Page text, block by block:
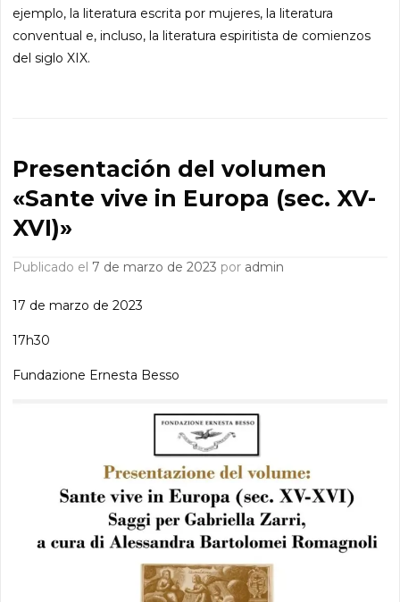
ejemplo, la literatura escrita por mujeres, la literatura
conventual e, incluso, la literatura espiritista de comienzos
del siglo XIX.
Presentación del volumen
«Sante vive in Europa (sec. XV-
XVI)»
Publicado el 7 de marzo de 2023 por admin
17 de marzo de 2023
17h30
Fundazione Ernesta Besso